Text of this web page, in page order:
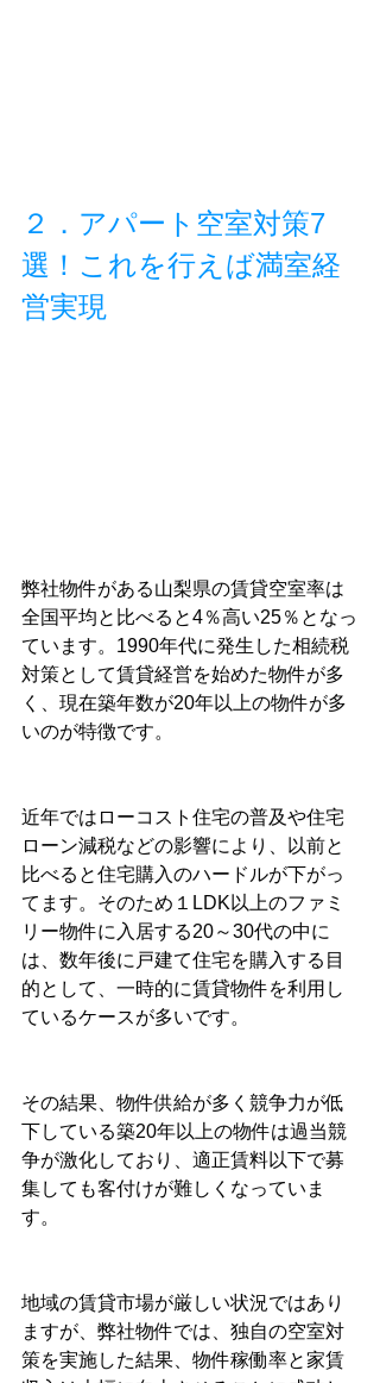
２．アパート空室対策7
選！これを行えば満室経
営実現
弊社物件がある山梨県の賃貸空室率は
全国平均と比べると4％高い25％となっ
ています。1990年代に発生した相続税
対策として賃貸経営を始めた物件が多
く、現在築年数が20年以上の物件が多
いのが特徴です。
近年ではローコスト住宅の普及や住宅
ローン減税などの影響により、以前と
比べると住宅購入のハードルが下がっ
てます。そのため１LDK以上のファミ
リー物件に入居する20～30代の中に
は、数年後に戸建て住宅を購入する目
的として、一時的に賃貸物件を利用し
ているケースが多いです。
その結果、物件供給が多く競争力が低
下している築20年以上の物件は過当競
争が激化しており、適正賃料以下で募
集しても客付けが難しくなっていま
す。
地域の賃貸市場が厳しい状況ではあり
ますが、弊社物件では、独自の空室対
策を実施した結果、物件稼働率と家賃